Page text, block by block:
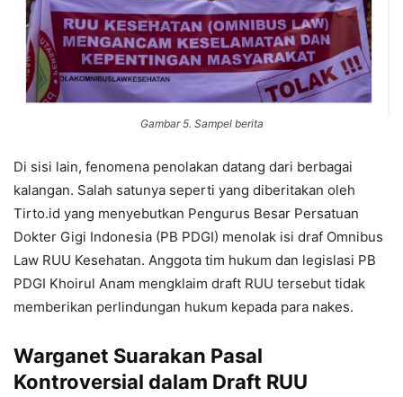
Gambar 5. Sampel berita
Di sisi lain, fenomena penolakan datang dari berbagai
kalangan. Salah satunya seperti yang diberitakan oleh
Tirto.id yang menyebutkan Pengurus Besar Persatuan
Dokter Gigi Indonesia (PB PDGI) menolak isi draf Omnibus
Law RUU Kesehatan. Anggota tim hukum dan legislasi PB
PDGI Khoirul Anam mengklaim draft RUU tersebut tidak
memberikan perlindungan hukum kepada para nakes.
Warganet Suarakan Pasal
Kontroversial dalam Draft RUU